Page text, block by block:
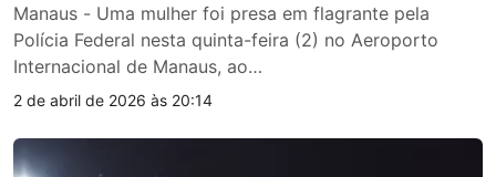
Manaus - Uma mulher foi presa em flagrante pela
Polícia Federal nesta quinta-feira (2) no Aeroporto
Internacional de Manaus, ao…
2 de abril de 2026 às 20:14